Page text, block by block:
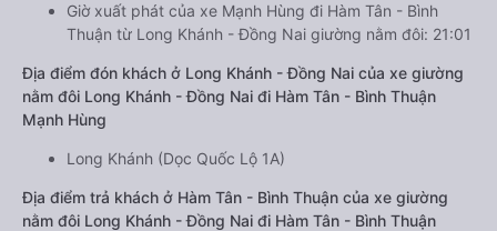
Giờ xuất phát của xe Mạnh Hùng đi Hàm Tân - Bình
Thuận từ Long Khánh - Đồng Nai giường nằm đôi: 21:01
Địa điểm đón khách ở Long Khánh - Đồng Nai của xe giường
nằm đôi Long Khánh - Đồng Nai đi Hàm Tân - Bình Thuận
Mạnh Hùng
Long Khánh (Dọc Quốc Lộ 1A)
Địa điểm trả khách ở Hàm Tân - Bình Thuận của xe giường
nằm đôi Long Khánh - Đồng Nai đi Hàm Tân - Bình Thuận